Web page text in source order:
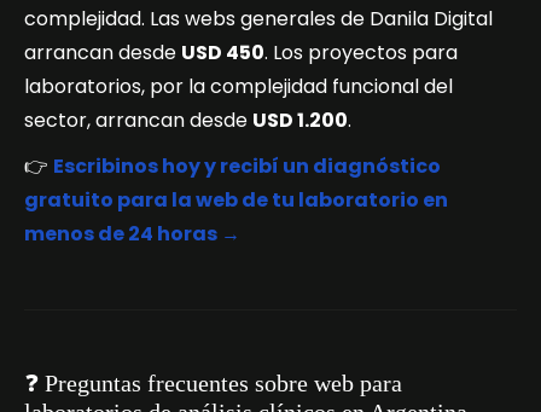
complejidad. Las webs generales de Danila Digital
arrancan desde USD 450. Los proyectos para
laboratorios, por la complejidad funcional del
sector, arrancan desde USD 1.200.
👉 Escribinos hoy y recibí un diagnóstico
gratuito para la web de tu laboratorio en
menos de 24 horas →
❓ Preguntas frecuentes sobre web para